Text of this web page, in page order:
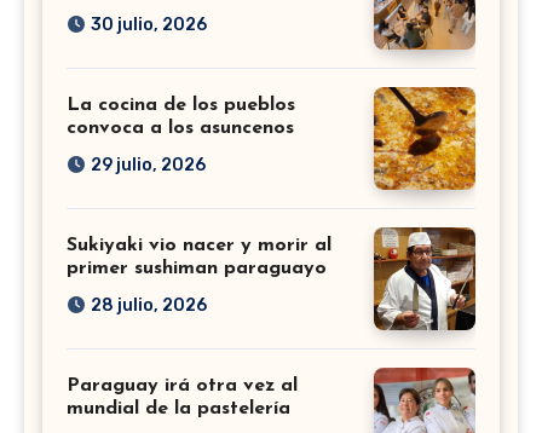
30 julio, 2026
La cocina de los pueblos
convoca a los asuncenos
29 julio, 2026
Sukiyaki vio nacer y morir al
primer sushiman paraguayo
28 julio, 2026
Paraguay irá otra vez al
mundial de la pastelería